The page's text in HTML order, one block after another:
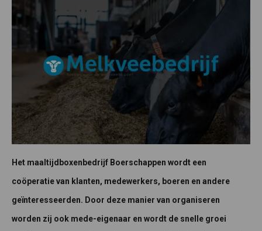
Het maaltijdboxenbedrijf Boerschappen wordt een
coöperatie van klanten, medewerkers, boeren en andere
geïnteresseerden. Door deze manier van organiseren
worden zij ook mede-eigenaar en wordt de snelle groei